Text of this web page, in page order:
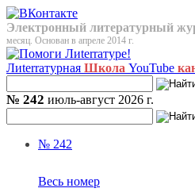
Электронный литературный
месяц. Основан в апреле 2014 г.
Лиterraтурная Школа YouTube
№ 242 июль-август 2026 г.
№ 242
Весь номер